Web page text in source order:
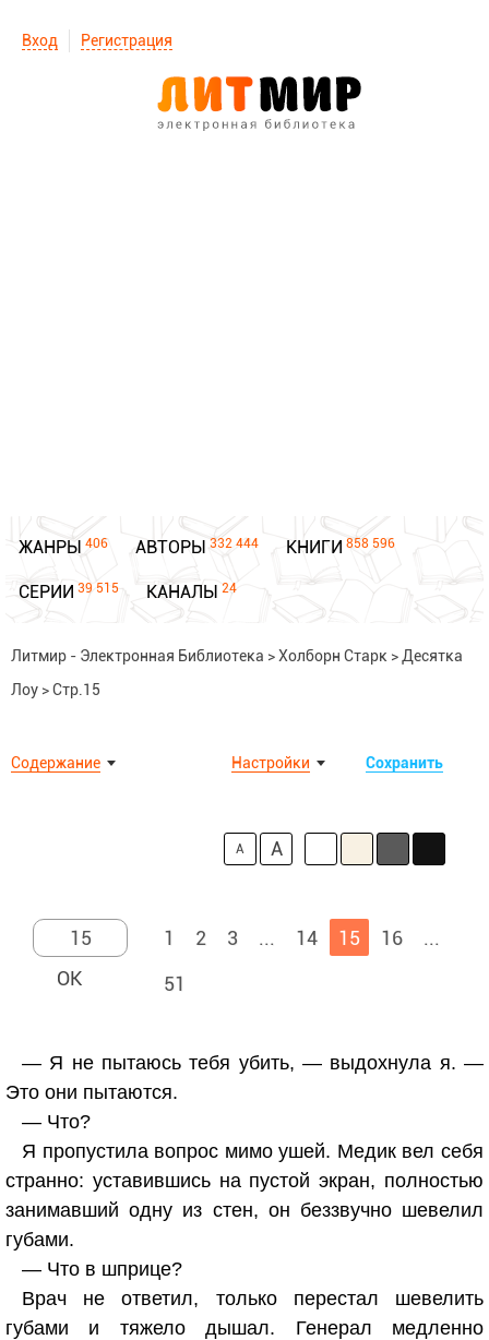
Вход Регистрация
ЖАНРЫ 406 АВТОРЫ 332 444 КНИГИ 858 596
СЕРИИ 39 515 КАНАЛЫ 24
Литмир - Электронная Библиотека >Холборн Старк > Десятка
Лоу >Стр.15
Содержание Сохранить
Настройки
A A
1 2 3 ... 14 15 16
...
51
— Я не пытаюсь тебя убить, — выдохнула я. —
Это они пытаются.
— Что?
Я пропустила вопрос мимо ушей. Медик вел себя
странно: уставившись на пустой экран, полностью
занимавший одну из стен, он беззвучно шевелил
губами.
— Что в шприце?
Врач не ответил, только перестал шевелить
губами и тяжело дышал. Генерал медленно